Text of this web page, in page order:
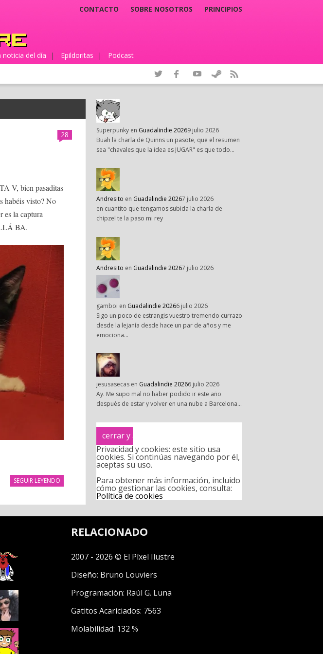
CONTACTO SOBRE NOSOTROS PRINCIPIOS
noticia del día | Epildoritas | Podcast
28
V, bien pasaditas
habéis visto? No
es la captura
BA.
SEGUIR LEYENDO
Superpunky en Guadalindie 20269 julio 2026
Buah la charla de Quinns un pasote, que el resumen
sea "chavales que la idea es JUGAR" es que todo…
Andresito en Guadalindie 20267 julio 2026
en cuantito que tengamos subida la charla de
chipzel te la paso mi rey
Andresito en Guadalindie 20267 julio 2026
gamboi en Guadalindie 20266 julio 2026
Sigo un poco de estrangis vuestro tremendo currazo
desde la lejanía desde hace un par de años y me
emociona…
jesusasecas en Guadalindie 20266 julio 2026
Ay. Me supo mal no haber podido ir este año
después de estar y volver en una nube a Barcelona…
Privacidad y cookies: este sitio usa
cookies. Si continúas navegando por él,
aceptas su uso.
Para obtener más información, incluido
cómo gestionar las cookies, consulta:
Política de cookies
RELACIONADO
2007 - 2026 © El Píxel Ilustre
Diseño: Bruno Louviers
Programación: Raúl G. Luna
Gatitos Acariciados: 7563
Molabilidad: 132 %